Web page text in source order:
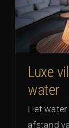
Luxe
water
Het
afstand